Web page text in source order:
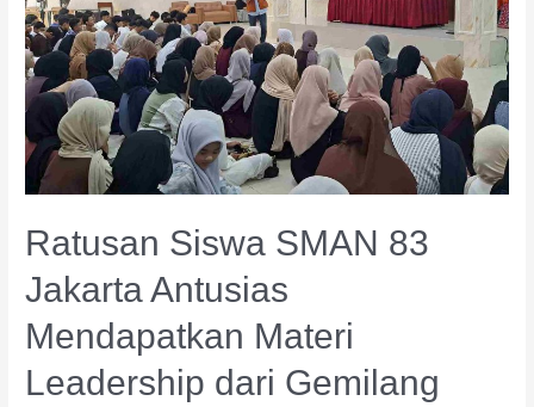
Ratusan Siswa SMAN 83
Jakarta Antusias
Mendapatkan Materi
Leadership dari Gemilang
Mendapatkan
Materi
Leadership
dari
Gemilang
Indonesia